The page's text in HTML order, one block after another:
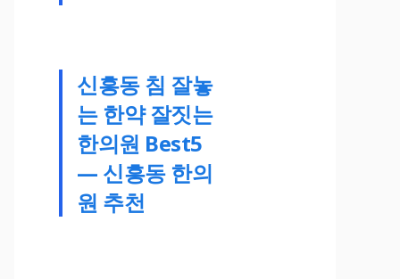
신흥동 침 잘놓
는 한약 잘짓는
한의원 Best5
— 신흥동 한의
원 추천